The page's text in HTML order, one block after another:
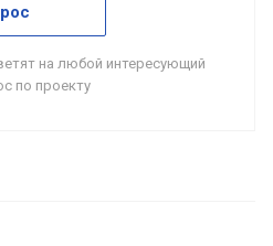
на любой интересующий
по проекту